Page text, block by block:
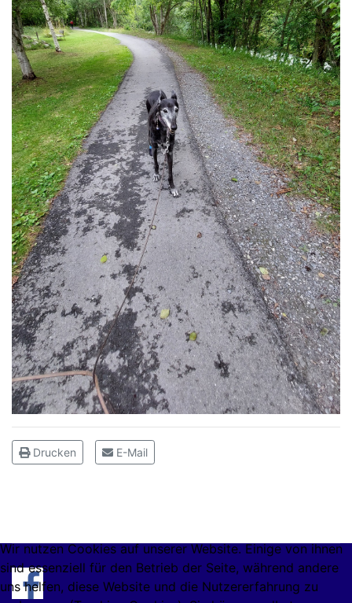
Drucken E-Mail
Wir nutzen Cookies auf unserer Website. Einige von ihnen
sind essenziell für den Betrieb der Seite, während andere
uns helfen, diese Website und die Nutzererfahrung zu